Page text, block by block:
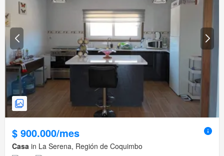
$ 900.000/mes
Casa in La Serena, Región de Coquimbo